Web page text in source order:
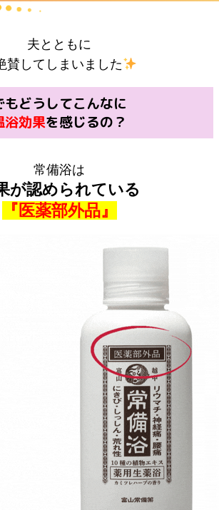
夫とともに
賛してしまいました
もどうしてこんなに
浴効果を感じるの？
常備浴は
が認められている
『医薬部外品』